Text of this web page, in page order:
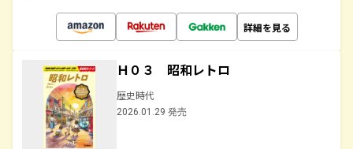
詳細を見る
Ｈ０３ 昭和レトロ
歴史時代
2026.01.29 発売